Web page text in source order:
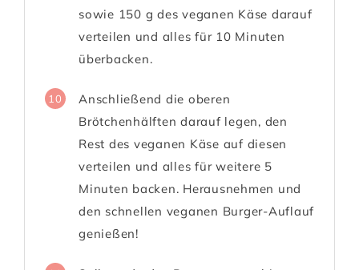
sowie 150 g des veganen Käse darauf
verteilen und alles für 10 Minuten
überbacken.
10
Anschließend die oberen
Brötchenhälften darauf legen, den
Rest des veganen Käse auf diesen
verteilen und alles für weitere 5
Minuten backen. Herausnehmen und
den schnellen veganen Burger-Auflauf
genießen!